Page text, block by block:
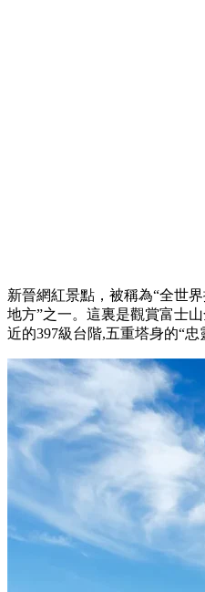
新晉網紅景點，被稱為“全世
地方”之一。這裏是觀賞富士
近的397級台階,五重塔身的“忠